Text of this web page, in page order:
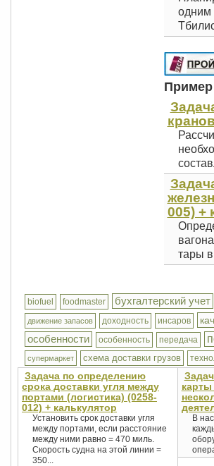
одним
Пример
005) +
тары в
biofuel foodmaster бухгалтерский учет
движение запасов доходность инсаров
особенности особенность передача
супермаркет схема доставки грузов
Задача по определению
срока доставки угля между
портами (логистика) (0258-
012) + калькулятор
Установить срок доставки угля
между портами, если расстояние
между ними равно = 470 миль.
Скорость судна на этой линии =
350...
В